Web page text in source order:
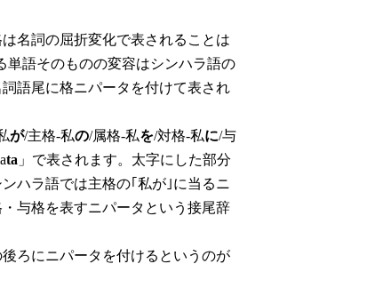
名詞の屈折変化で表されることは
単語そのものの変容はシンハラ語の
語尾に格ニパータを付けて表され
が/主格-私の/属格-私を/対格-私に/与
ta 」で表されます。太字にした部分
ハラ語では主格の｢私が｣に当るニ
与格を表すニパータという接尾辞
ろにニパータを付けるというのが